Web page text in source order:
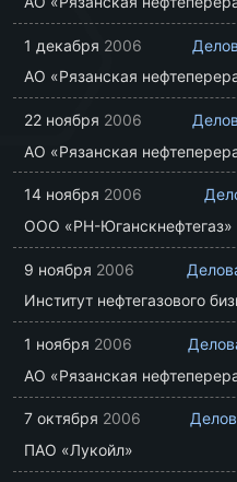
1 декабря 2006
АО «Рязанская
22 ноября 2006
АО «Рязанская
14 ноября 2006
ООО «РН-Юганскнефтегаз»
9 ноября 2006
Институт нефтегазового
1 ноября 2006
АО «Рязанская
7 октября 2006
ПАО «Лукойл»